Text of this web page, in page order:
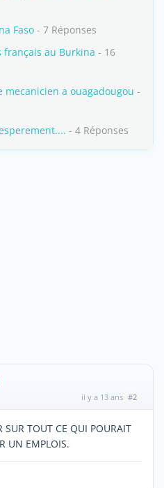
Faso - 7 Réponses
au Burkina - 16
a ouagadougou -
- 4 Réponses
il y a 13 ans #2
SUR TOUT CE QUI POURAIT
UN EMPLOIS.